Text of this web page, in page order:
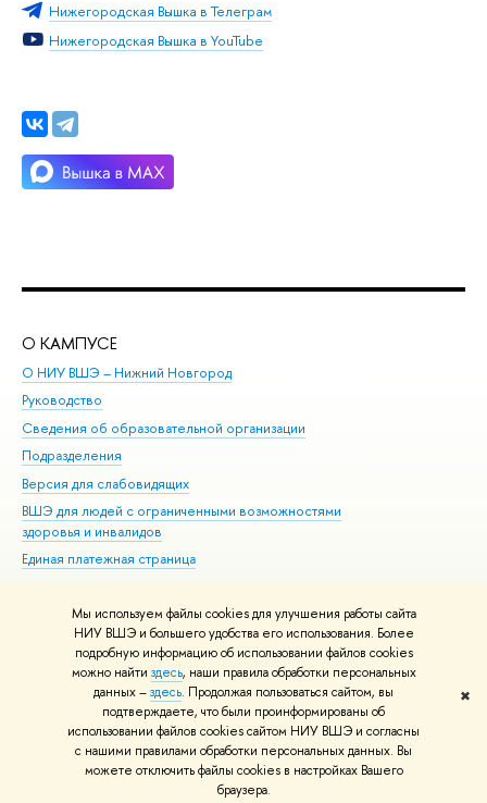
Мы используем файлы cookies для улучшения работы сайта
НИУ ВШЭ и большего удобства его использования. Более
подробную информацию об использовании файлов cookies
можно найти здесь, наши правила обработки персональных
данных –здесь. Продолжая пользоваться сайтом, вы
подтверждаете, что были проинформированы об
использовании файлов cookies сайтом НИУ ВШЭ и согласны
с нашими правилами обработки персональных данных. Вы
можете отключить файлы cookies в настройках Вашего
браузера.
✖
Нижегородская Вышка в Телеграм
Нижегородская Вышка в YouTube
О КАМПУСЕ
О НИУ ВШЭ – Нижний Новгород
Руководство
Сведения об образовательной организации
Подразделения
Версия для слабовидящих
ВШЭ для людей с ограниченными возможностями
здоровья и инвалидов
Единая платежная страница
© НИУ ВШЭ 1993–2026 Адреса и контакты Условия использования
материалов Политика конфиденциальности Карта сайта
Шрифты HSE Sans и HSE Slab разработаны вШколе дизайна НИУ ВШЭ